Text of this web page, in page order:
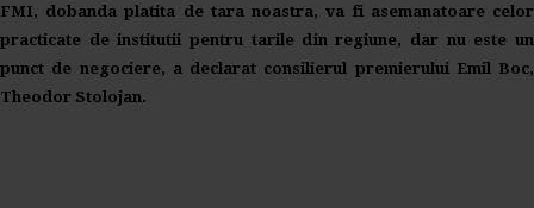
FMI, dobanda platita de tara noastra, va fi asemanatoare celor
practicate de institutii pentru tarile din regiune, dar nu este un
punct de negociere, a declarat consilierul premierului Emil Boc,
Theodor Stolojan.